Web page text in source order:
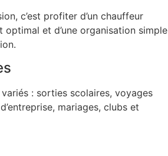
c’est profiter d’un chauffeur
optimal et d’une organisation simple
: sorties scolaires, voyages
mariages, clubs et